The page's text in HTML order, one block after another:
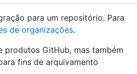
para um repositório. Para
de organizações.
produtos GitHub, mas também
fins de arquivamento